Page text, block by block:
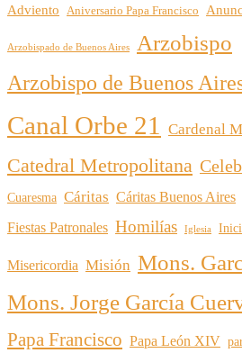
Adviento Aniversario Papa Francisco
Arzobispado de Buenos Aires Arzobispo
Arzobispo de Buenos
Canal Orbe 21 Cardenal
Catedral Metropolitana
Cuaresma Cáritas Cáritas Buenos Aires
Fiestas Patronales Homilías Iglesia
Misericordia Misión Mons.
Mons. Jorge García
Papa Francisco Papa León XIV